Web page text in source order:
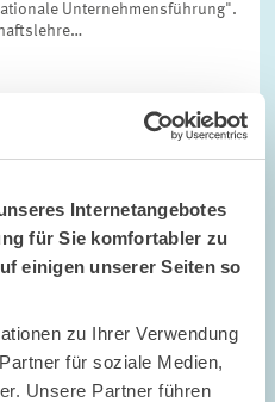
Internetangebotes
für Sie komfortabler zu
einigen unserer Seiten so
zu Ihrer Verwendung
für soziale Medien,
Unsere Partner führen
Unternehmensführung".
Gastwissenschaftler
Juni bis 15. Juli 2011 als
"Umwelt- und